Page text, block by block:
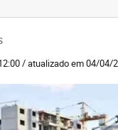
/ atualizado em 04/04/